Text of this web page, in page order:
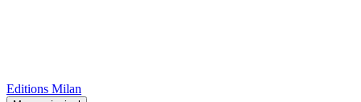
Editions Milan